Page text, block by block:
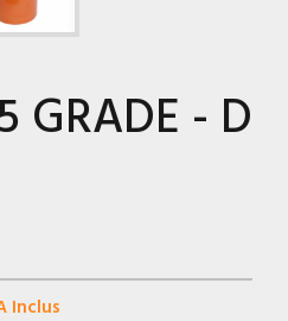
GRADE - D
Inclus